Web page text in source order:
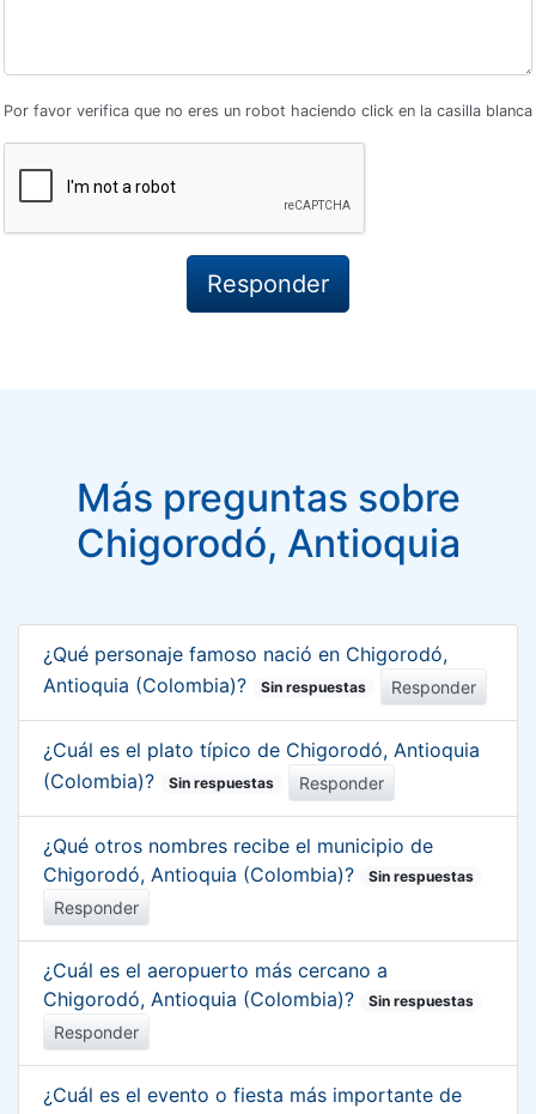
Por favor verifica que no eres un robot haciendo click en la casilla blanca
Más preguntas sobre
Chigorodó, Antioquia
¿Qué personaje famoso nació en Chigorodó,
Antioquia (Colombia)?
Sin respuestas Responder
¿Cuál es el plato típico de Chigorodó, Antioquia
(Colombia)?
Sin respuestas Responder
¿Qué otros nombres recibe el municipio de
Chigorodó, Antioquia (Colombia)?
Sin respuestas
Responder
¿Cuál es el aeropuerto más cercano a
Chigorodó, Antioquia (Colombia)?
Sin respuestas
Responder
¿Cuál es el evento o fiesta más importante de